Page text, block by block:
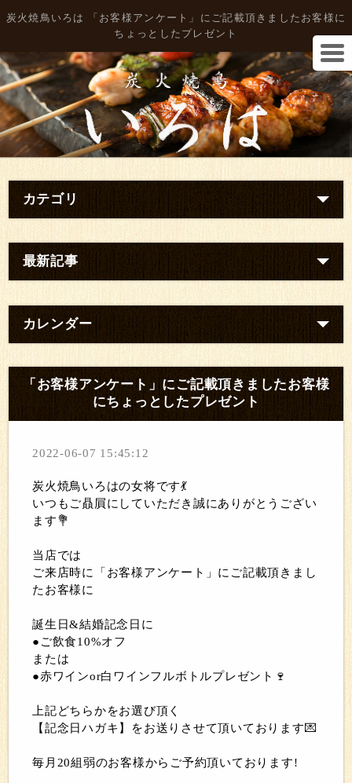
炭火焼鳥いろは 「お客様アンケート」にご記載頂きましたお客様に
ちょっとしたプレゼント
カテゴリ
最新記事
カレンダー
「お客様アンケート」にご記載頂きましたお客様
にちょっとしたプレゼント
2022-06-07 15:45:12
炭火焼鳥いろはの女将です💃
いつもご贔屓にしていただき誠にありがとうござい
ます💐
当店では
ご来店時に「お客様アンケート」にご記載頂きまし
たお客様に
誕生日&結婚記念日に
●ご飲食10%オフ
または
●赤ワインor白ワインフルボトルプレゼント🍷
上記どちらかをお選び頂く
【記念日ハガキ】をお送りさせて頂いております💌
毎月20組弱のお客様からご予約頂いております!